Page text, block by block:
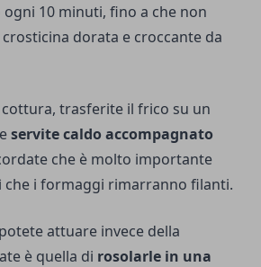
10 minuti, fino a che non
dorata e croccante da
trasferite il frico su un
servite caldo accompagnato
che è molto importante
che i formaggi rimarranno filanti.
attuare invece della
è quella di rosolarle in una